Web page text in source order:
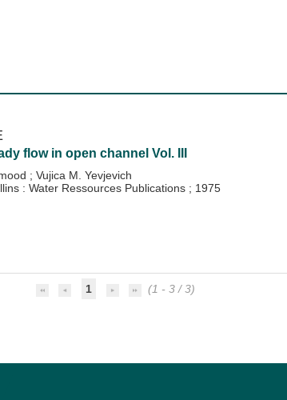
flow in open channel Vol. III
; Vujica M. Yevjevich
: Water Ressources Publications ; 1975
1 (1 - 3 / 3)